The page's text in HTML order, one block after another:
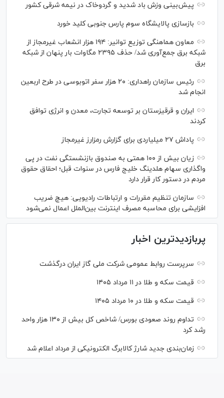
پیش‌بینی وزش باد شدید و گردوخاک در نیمه شرقی کشور
بازسازی پالایشگاه سوم پارس جنوبی کلید خورد
معاون هماهنگی توزیع توانیر: ۱۹۴ هزار انشعاب غیرمجاز از
شبکه برق جمع‌آوری شد/ حذف ۲۳۹۵ مگاوات بار پنهان از شبکه
برق
رئیس سازمان راهداری: ۲۰ هزار سفر اتوبوسی در طرح اربعین
انجام شد
ایران و قرقیزستان بر توسعه تجارت، معدن و انرژی توافق
کردند
پاداش ۲۷ میلیاردی برای گزارش رمزارز غیرمجاز
زیان بیش از ۱۰۰ همتی به صندوق بازنشستگی نفت در پی
واگذاری سهام هلدینگ خلیج فارس در سنوات قبل؛ احقاق حقوق
مردم در دستور کار قرار دارد
سازمان تنظیم مقررات و ارتباطات رادیویی: هیچ ضریب
افزایشی برای محاسبه مصرف اینترنت بین‌الملل اعمال نمی‌شود
پربازدیدترین اخبار
سرپرست روابط عمومی شرکت ملی گاز ایران درگذشت
قیمت سکه و طلا در ۱۱ مرداد ۱۴۰۵
قیمت سکه و طلا در ۱۰ مرداد ۱۴۰۵
تداوم روند صعودی بورس/ شاخص کل بیش از ۱۳۰ هزار واحد
رشد کرد
زمان‌بندی جدید شارژ کالابرگ الکترونیکی از مرداد اعلام شد